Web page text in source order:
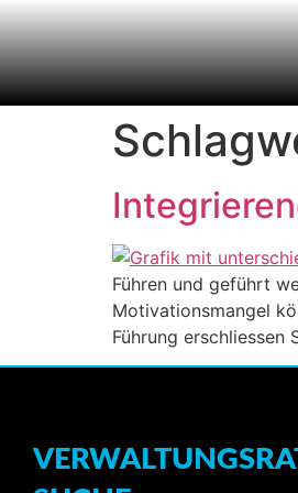
Führen und geführt
Motivationsmangel
Führung erschliessen